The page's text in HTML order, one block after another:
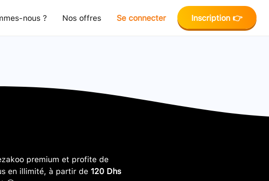
nous ? Nos offres Se connecter Inscription 👉
premium et profite de
en illimité, à partir de 120 Dhs